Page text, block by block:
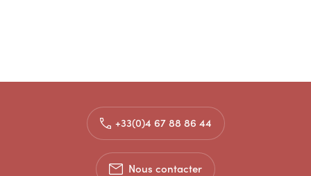
+33(0)4 67 88 86 44
Nous contacter